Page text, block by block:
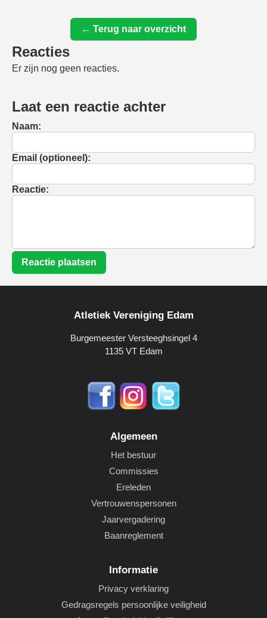
← Terug naar overzicht
Reacties
Er zijn nog geen reacties.
Laat een reactie achter
Naam:
Email (optioneel):
Reactie:
Reactie plaatsen
Atletiek Vereniging Edam
Burgemeester Versteeghsingel 4
1135 VT Edam
Algemeen
Het bestuur
Commissies
Ereleden
Vertrouwenspersonen
Jaarvergadering
Baanreglement
Informatie
Privacy verklaring
Gedragsregels persoonlijke veiligheid